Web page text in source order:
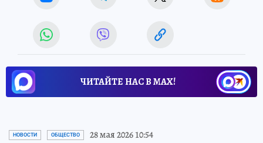
ЧИТАЙТЕ НАС В МАХ!
НОВОСТИ ОБЩЕСТВО 28 мая 2026 10:54